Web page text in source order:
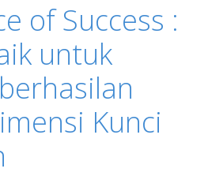
of Success :
untuk
Kunci